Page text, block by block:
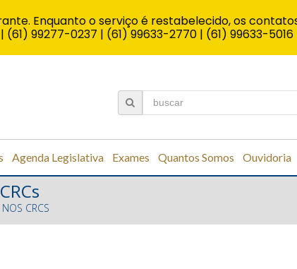
Agenda Legislativa Exames Quantos Somos Ouvidoria
CRCS
Enquanto o serviço é restabelecido, os
| (61) 99277-0237 | (61) 99633-2770 | (61) 99633-5016